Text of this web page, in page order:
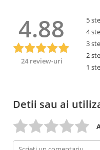
4.88
24 review-uri
5
4
3
2
1
Detii sau ai